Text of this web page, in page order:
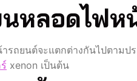
นหลอดไฟห
รถยนต์จะแตกต่างกันไปตาม
xenon เป็นต้น